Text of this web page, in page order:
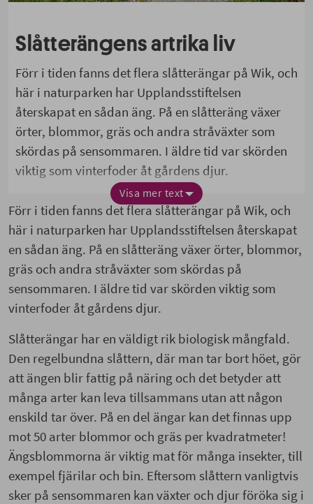
Slåtterängens artrika liv
Förr i tiden fanns det flera slåtterängar på Wik, och
här i naturparken har Upplandsstiftelsen
återskapat en sådan äng. På en slåtteräng växer
örter, blommor, gräs och andra stråväxter som
skördas på sensommaren. I äldre tid var skörden
viktig som vinterfoder åt gårdens djur.
Slåtterängar har en väldigt rik biologisk mångfald.
Den regelbundna slåttern, där man tar bort höet,
gör att ängen blir fattig på näring och det betyder
att många arter kan leva tillsammans utan att
någon enskild tar över. På en del ängar kan det
finnas upp mot 50 arter blommor och gräs per
kvadratmeter! Ängsblommorna är viktig mat för
många insekter, till exempel fjärilar och bin.
Eftersom slåttern vanligtvis sker på sensommaren
kan växter och djur föröka sig i lugn och ro hela
försommaren.
I äldre tid fanns det massor av slåtterängar
runtom i Sverige, men när man började odla
djurfoder på åkrar försvann många av ängarna
och antalet ängsväxter minskade.
Visa mer text
Förr i tiden fanns det flera slåtterängar på Wik, och
här i naturparken har Upplandsstiftelsen återskapat
en sådan äng. På en slåtteräng växer örter, blommor,
gräs och andra stråväxter som skördas på
sensommaren. I äldre tid var skörden viktig som
vinterfoder åt gårdens djur.
Slåtterängar har en väldigt rik biologisk mångfald.
Den regelbundna slåttern, där man tar bort höet, gör
att ängen blir fattig på näring och det betyder att
många arter kan leva tillsammans utan att någon
enskild tar över. På en del ängar kan det finnas upp
mot 50 arter blommor och gräs per kvadratmeter!
Ängsblommorna är viktig mat för många insekter, till
exempel fjärilar och bin. Eftersom slåttern vanligtvis
sker på sensommaren kan växter och djur föröka sig i